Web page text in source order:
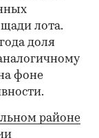
лота.
доля
фоне
районе